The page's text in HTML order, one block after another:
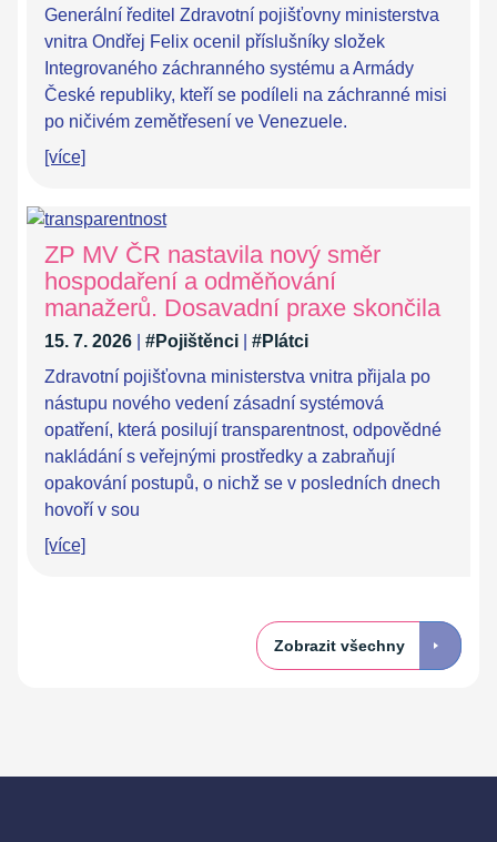
Generální ředitel Zdravotní pojišťovny ministerstva
vnitra Ondřej Felix ocenil příslušníky složek
Integrovaného záchranného systému a Armády
České republiky, kteří se podíleli na záchranné misi
po ničivém zemětřesení ve Venezuele.
[více]
ZP MV ČR nastavila nový směr
hospodaření a odměňování
manažerů. Dosavadní praxe skončila
15. 7. 2026 #Pojištěnci
#Plátci
Zdravotní pojišťovna ministerstva vnitra přijala po
nástupu nového vedení zásadní systémová
opatření, která posilují transparentnost, odpovědné
nakládání s veřejnými prostředky a zabraňují
opakování postupů, o nichž se v posledních dnech
hovoří v sou
[více]
Zobrazit všechny